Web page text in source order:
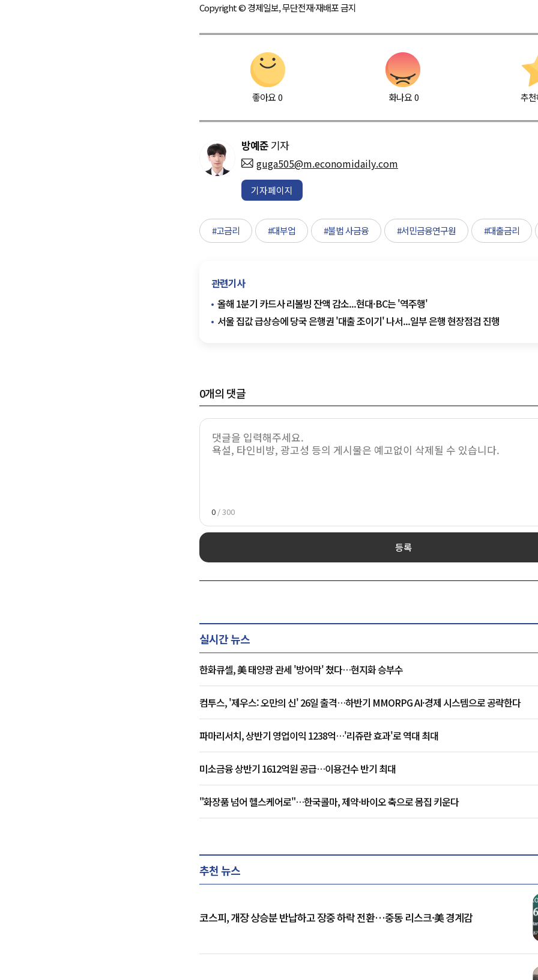
Copyright © 경제일보, 무단전재·재배포 금지
좋아요 0 화나요0 추
방예준 기자
guga505@m.economidaily.com
기자페이지
#고금리 #대부업 #불법 사금융 #서민금융연구원 #대출금리
관련기사
올해 1분기 카드사 리볼빙 잔액 감소...현대·BC는 '역주행'
서울 집값 급상승에 당국 은행권 '대출 조이기' 나서...일부 은행 현장점검 진행
0개의 댓글
0 / 300
등록
실시간 뉴스
한화큐셀, 美 태양광 관세 '방어막' 쳤다…현지화 승부수
컴투스, '제우스: 오만의 신' 26일 출격…하반기 MMORPG AI·경제 시스템으로 공략한다
파마리서치, 상반기 영업이익 1238억…'리쥬란 효과'로 역대 최대
미소금융 상반기 1612억원 공급…이용건수 반기 최대
"화장품 넘어 헬스케어로"…한국콜마, 제약·바이오 축으로 몸집 키운다
추천 뉴스
코스피, 개장 상승분 반납하고 장중 하락 전환…중동 리스크·美 경계감